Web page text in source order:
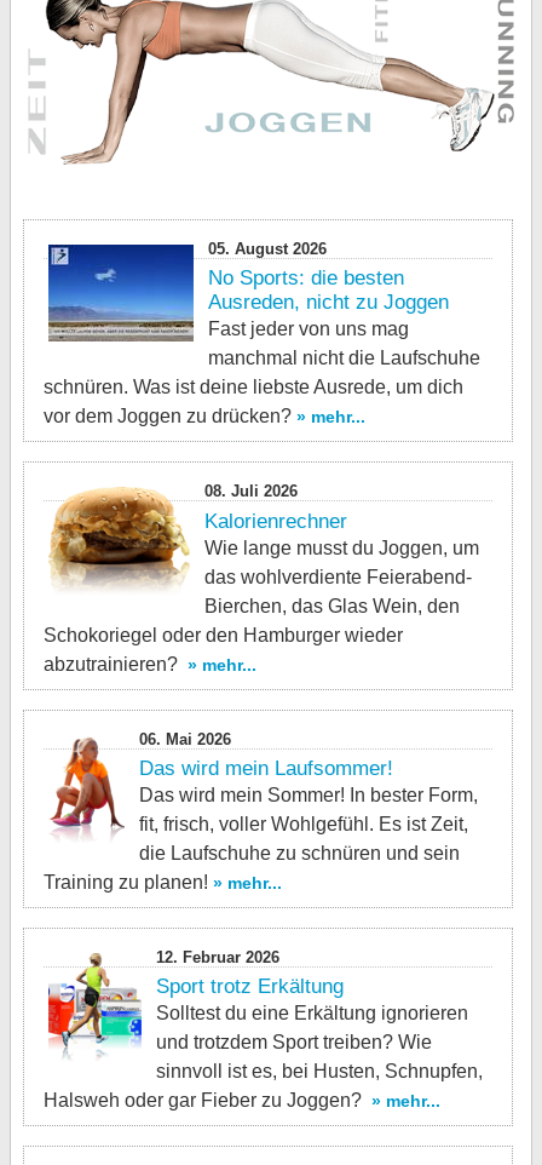
05. August 2026
No Sports: die besten
Ausreden, nicht zu Joggen
Fast jeder von uns mag
manchmal nicht die Laufschuhe
schnüren. Was ist deine liebste Ausrede, um dich
vor dem Joggen zu drücken? » mehr...
08. Juli 2026
Kalorienrechner
Wie lange musst du Joggen, um
das wohlverdiente Feierabend-
Bierchen, das Glas Wein, den
Schokoriegel oder den Hamburger wieder
abzutrainieren? » mehr...
06. Mai 2026
Das wird mein Laufsommer!
Das wird mein Sommer! In bester Form,
fit, frisch, voller Wohlgefühl. Es ist Zeit,
die Laufschuhe zu schnüren und sein
Training zu planen! » mehr...
12. Februar 2026
Sport trotz Erkältung
Solltest du eine Erkältung ignorieren
und trotzdem Sport treiben? Wie
sinnvoll ist es, bei Husten, Schnupfen,
Halsweh oder gar Fieber zu Joggen? » mehr...